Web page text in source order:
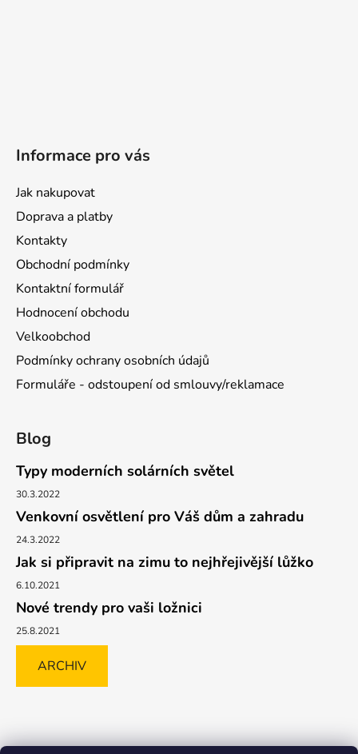
Informace pro vás
Jak nakupovat
Doprava a platby
Kontakty
Obchodní podmínky
Kontaktní formulář
Hodnocení obchodu
Velkoobchod
Podmínky ochrany osobních údajů
Formuláře - odstoupení od smlouvy/reklamace
Blog
Typy moderních solárních světel
30.3.2022
Venkovní osvětlení pro Váš dům a zahradu
24.3.2022
Jak si připravit na zimu to nejhřejivější lůžko
6.10.2021
Nové trendy pro vaši ložnici
25.8.2021
ARCHIV